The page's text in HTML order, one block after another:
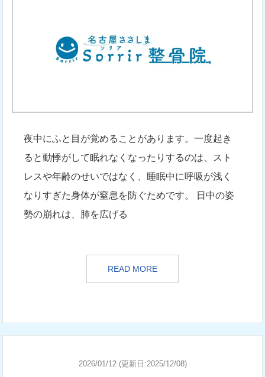
夜中にふと目が覚めることがあります。一度起き
ると動悸がして眠れなくなったりするのは、スト
レスや年齢のせいではなく、睡眠中に呼吸が浅く
なりすぎた身体が窒息を防ぐためです。 日中の姿
勢の崩れは、肺を広げる
READ MORE
2026/01/12 (更新日:2025/12/08)